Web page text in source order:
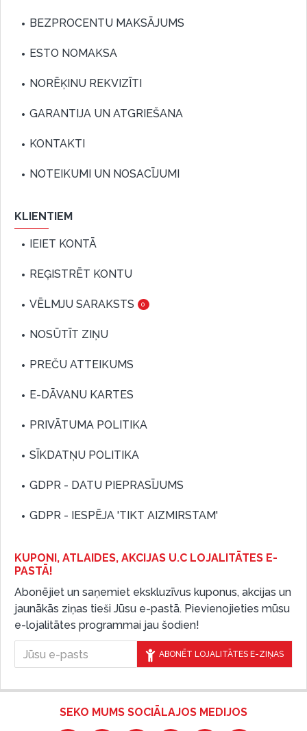
BEZPROCENTU MAKSĀJUMS
ESTO NOMAKSA
NORĒĶINU REKVIZĪTI
GARANTIJA UN ATGRIEŠANA
KONTAKTI
NOTEIKUMI UN NOSACĪJUMI
KLIENTIEM
IEIET KONTĀ
REĢISTRĒT KONTU
VĒLMJU SARAKSTS 0
NOSŪTĪT ZIŅU
PREČU ATTEIKUMS
E-DĀVANU KARTES
PRIVĀTUMA POLITIKA
SĪKDATŅU POLITIKA
GDPR - DATU PIEPRASĪJUMS
GDPR - IESPĒJA 'TIKT AIZMIRSTAM'
KUPONI, ATLAIDES, AKCIJAS U.C LOJALITĀTES E-
PASTĀ!
Abonējiet un saņemiet ekskluzīvus kuponus, akcijas un
jaunākās ziņas tieši Jūsu e-pastā. Pievienojieties mūsu
e-lojalitātes programmai jau šodien!
ABONĒT LOJALITĀTES E-ZIŅAS
SEKO MUMS SOCIĀLAJOS MEDIJOS